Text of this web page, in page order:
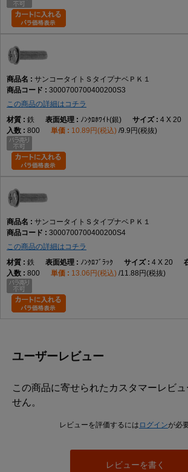
サンコータイトＳタイプナベＰＫ１
3000700700400200S3
この商品の詳細はコチラ
鉄
ﾉﾝｸﾛﾎﾜｲﾄ(銀) 4 X 20
800
10.89円(税込) 9.9円(税抜)
サンコータイトＳタイプナベＰＫ１
3000700700400200S4
この商品の詳細はコチラ
鉄
ﾉﾝｸﾛﾌﾞﾗｯｸ 4 X 20
800
13.06円(税込) 11.88円(税抜)
ユーザーレビュー
この商品に寄せられたカスタマーレビュ
せん。
レビューを評価するには ログインが必
レビューを書く